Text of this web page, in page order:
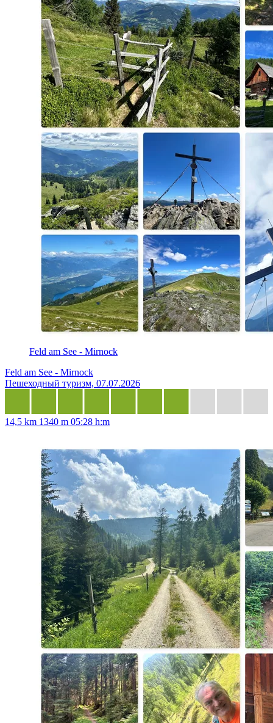
Feld am See - Mirnock
Feld am See - Mirnock
Пешеходный туризм, 07.07.2026
14,5 km 1340 m 05:28 h:m